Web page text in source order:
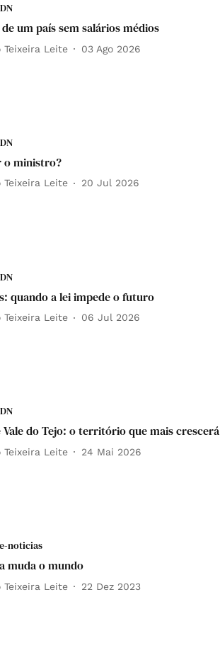
um país sem salários médios
Teixeira Leite 03 Ago 2026
o ministro?
Teixeira Leite 20 Jul 2026
quando a lei impede o futuro
Teixeira Leite 06 Jul 2026
Vale do Tejo: o território que mais crescerá
Teixeira Leite 24 Mai 2026
noticias
muda o mundo
Teixeira Leite 22 Dez 2023